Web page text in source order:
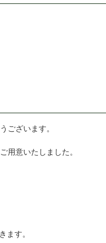
ございます。
用意いたしました。
ます。